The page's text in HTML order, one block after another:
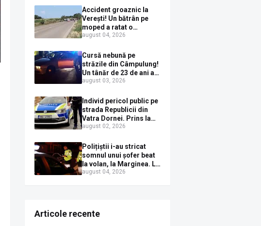
Accident groaznic la
Verești! Un bătrân pe
moped a ratat o
depășire și a ajuns sub
august 04, 2026
Cursă nebună pe
străzile din Câmpulung!
Un tânăr de 23 de ani a
fugit de poliție cu un
un gard de pe strada
Sirenei
august 03, 2026
Individ pericol public pe
strada Republicii din
Vatra Dornei. Prins la
volan cu mașina
plină zi
august 02, 2026
Polițiștii i-au stricat
somnul unui șofer beat
la volan, la Marginea. L-
au trezit instant cu un
august 04, 2026
Articole recente